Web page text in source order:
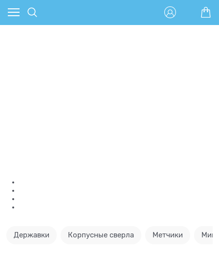
Державки Корпусные сверла Метчики